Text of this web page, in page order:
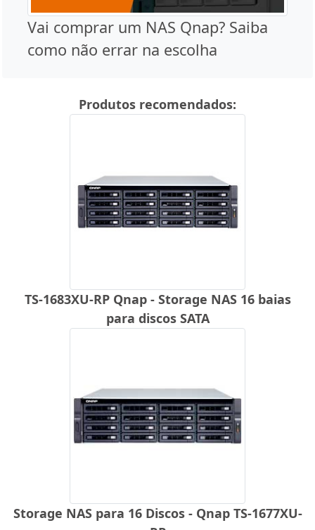
Vai comprar um NAS Qnap? Saiba
como não errar na escolha
Produtos recomendados:
TS-1683XU-RP Qnap - Storage NAS 16 baias
para discos SATA
Storage NAS para 16 Discos - Qnap TS-1677XU-